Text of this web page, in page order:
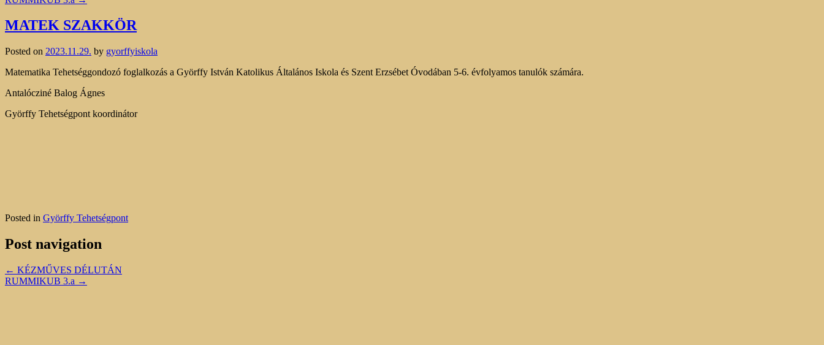
MATEK SZAKKÖR
Posted on 2023.11.29. by gyorffyiskola
Matematika Tehetséggondozó foglalkozás a Györffy István Katolikus Általános Iskola és Szent Erzsébet Óvodában 5-6. évfolyamos tanulók számára.
Antalócziné Balog Ágnes
Györffy Tehetségpont koordinátor
Posted in Györffy Tehetségpont
Post navigation
← KÉZMŰVES DÉLUTÁN
RUMMIKUB 3.a →